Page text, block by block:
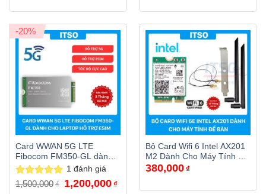
850,000₫.
là:
-20%
Card WWAN 5G LTE
Fibocom FM350-GL dành
cho laptop hỗ trợ ESIM
(Hàng tháo máy)
Được xếp
1 đánh giá
1,500,000 ₫
Giá
gốc
1,200,000 ₫Giá
hiện
Bộ Card Wifi 6 Intel AX201
M2 Dành Cho Máy Tính Để
Bàn
380,000 ₫